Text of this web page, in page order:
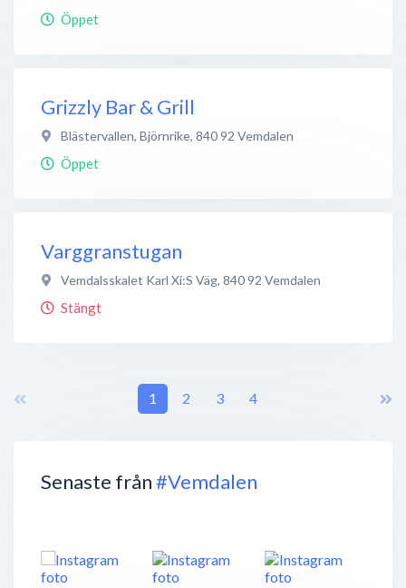
Senaste från#Vemdalen
Öppet
Grizzly Bar & Grill
Blästervallen, Björnrike, 840 92 Vemdalen
Öppet
Varggranstugan
Vemdalsskalet Karl Xi:S Väg, 840 92 Vemdalen
Stängt
1 2 3 4